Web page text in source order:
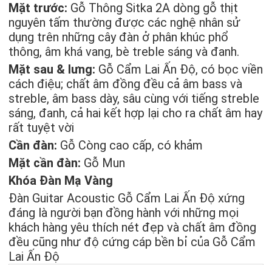
Mặt trước: Gỗ Thông Sitka 2A dòng gỗ thịt
nguyên tấm thường được các nghệ nhân sử
dụng trên những cây đàn ở phân khúc phổ
thông, âm khá vang, bè treble sáng và đanh.
Mặt sau & lưng: Gỗ Cẩm Lai Ấn Độ, có bọc viền
cách điệu; chất âm đồng đều cả âm bass và
streble, âm bass dày, sâu cùng với tiếng streble
sáng, đanh, cả hai kết hợp lại cho ra chất âm hay
rất tuyệt vời
Cần đàn: Gỗ Còng cao cấp, có khảm
Mặt cần đàn: Gỗ Mun
Khóa Đàn Mạ Vàng
Đàn Guitar Acoustic Gỗ Cẩm Lai Ấn Độ xứng
đáng là người bạn đồng hành với những mọi
khách hàng yêu thích nét đẹp và chất âm đồng
đều cũng như độ cứng cáp bền bỉ của Gỗ Cẩm
Lai Ấn Độ